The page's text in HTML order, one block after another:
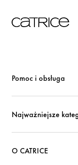
Pomoc i obsługa
Najważniejsze
O CATRICE